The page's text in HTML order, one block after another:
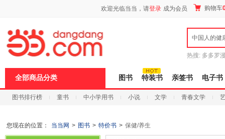
欢迎光临当当，请登录 成为会员 购物车
中国人的健
热搜: 多多罗
全部商品分类 图书 特装书 亲签书 电子书
图书排行榜 童书 中小学用书 小说 文学 青春文学
您现在的位置：
当当网 > 图书 > 特价书 > 保健/养生
页